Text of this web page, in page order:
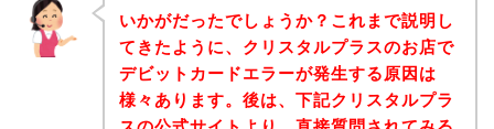
いかがだったでしょうか？これまで説明し
てきたように、クリスタルプラスのお店で
デビットカードエラーが発生する原因は
様々あります。後は、下記クリスタルプラ